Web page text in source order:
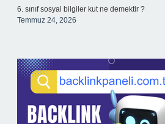
6. sınıf sosyal bilgiler kut ne demektir ?
Temmuz 24, 2026